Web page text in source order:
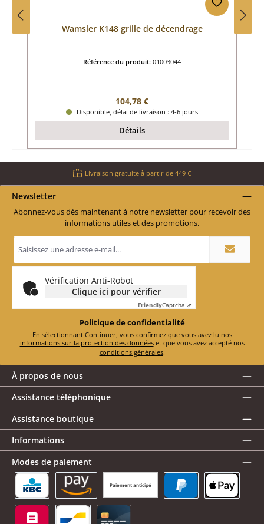
Wamsler K148 grille de décendrage
Référence du produit: 01003044
Prix régulier :
104,78 €
Disponible, délai de livraison : 4-6 jours
Détails
Livraison gratuite à partir de 449 €
Newsletter
Abonnez-vous dès maintenant à notre newsletter pour recevoir des
informations utiles et des promotions.
e-
*
Vérification Anti-Robot
Clique ici pour vérifier
FriendlyCaptcha ⇗
Politique de confidentialité
En sélectionnant Continuer, vous confirmez que vous avez lu nos
informations sur la protection des données
et que vous avez accepté nos
conditions générales.
À propos de nous
Assistance téléphonique
Assistance boutique
Informations
Modes de paiement
Paiement anticipé
KBC/CBC Payment Button
Amazon Pay